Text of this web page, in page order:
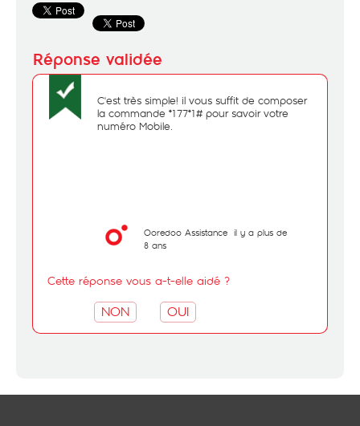
C'est très simple! il vous suffit de composer
la commande *177*1# pour savoir votre
numéro Mobile.
Ooredoo Assistance il y a plus de
8 ans
Cette réponse vous a-t-elle aidé ?
NON OUI